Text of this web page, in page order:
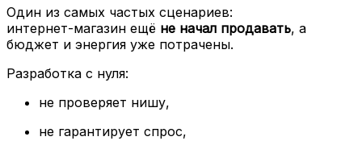
Один из самых частых сценариев:
интернет-магазин ещё не начал продавать, а
бюджет и энергия уже потрачены.
Разработка с нуля:
не проверяет нишу,
не гарантирует спрос,